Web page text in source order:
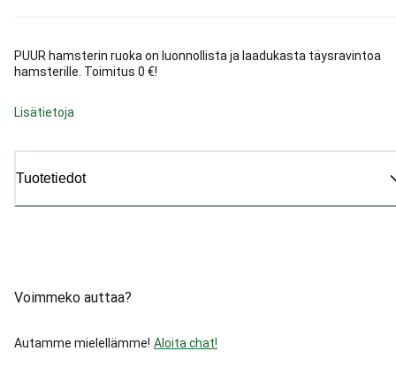
PUUR hamsterin ruoka on luonnollista ja laadukasta täysravintoa
hamsterille. Toimitus 0 €!
Lisätietoja
Tuotetiedot
Voimmeko auttaa?
Autamme mielellämme! Aloita chat!